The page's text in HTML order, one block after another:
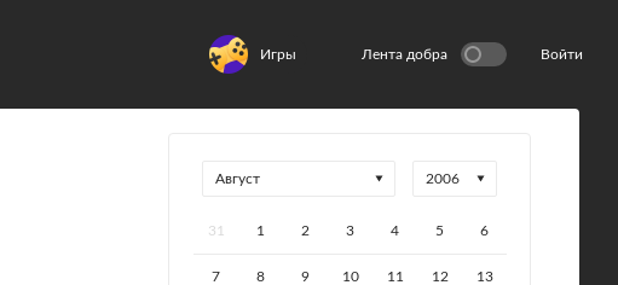
Игры Лента добра Войти
31 1 2 3 4 5 6
7 8 9 10 11 12 13